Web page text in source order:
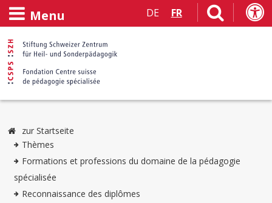
Menu DE FR
zur Startseite
Thèmes
Formations et professions du domaine de la pédagogie
spécialisée
Reconnaissance des diplômes